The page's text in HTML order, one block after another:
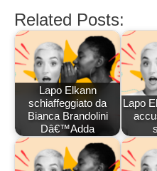
Related Posts:
Lapo Elkann
schiaffeggiato da
Bianca Brandolini
Dâ€™Adda
Lapo